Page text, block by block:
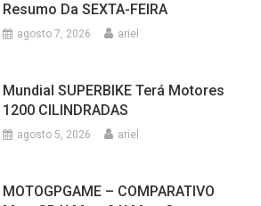
Resumo Da SEXTA-FEIRA
agosto 7, 2026 ariel
Mundial SUPERBIKE Terá Motores
1200 CILINDRADAS
agosto 5, 2026 ariel
MOTOGPGAME – COMPARATIVO